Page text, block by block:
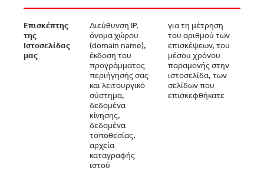
Επισκέπτης
της
Ιστοσελίδας
μας
Διεύθυνση IP,
όνομα χώρου
(domain name),
έκδοση του
προγράμματος
περιήγησής σας
και λειτουργικό
σύστημα,
δεδομένα
κίνησης,
δεδομένα
τοποθεσίας,
αρχεία
καταγραφής
ιστού
για τη μέτρηση
του αριθμού των
επισκέψεων, του
μέσου χρόνου
παραμονής στην
ιστοσελίδα, των
σελίδων που
επισκεφθήκατε